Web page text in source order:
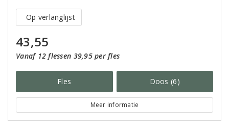
Op verlanglijst
43,55
Vanaf 12 flessen 39,95 per fles
Fles Doos (6)
Meer informatie